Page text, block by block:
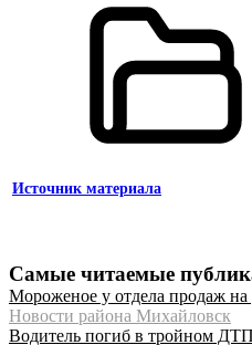
Источник материала
Самые читаемые
Мороженое у отдела продаж на
Новости района Михайловск
Водитель погиб в тройном ДТП